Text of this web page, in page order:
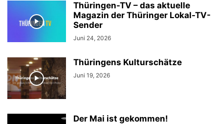
Thüringen-TV – das aktuelle
Magazin der Thüringer Lokal-TV-
Sender
Juni 24, 2026
Thüringens Kulturschätze
Juni 19, 2026
Der Mai ist gekommen!